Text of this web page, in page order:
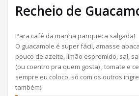
Recheio de
Para café da manhã panqueca salgada!
O guacamole é super fácil, amasse
pouco de azeite, limão espremido, sal,
(ou coentro pra quem gosta) , tomate e
sempre eu coloco, só com os outros
também).